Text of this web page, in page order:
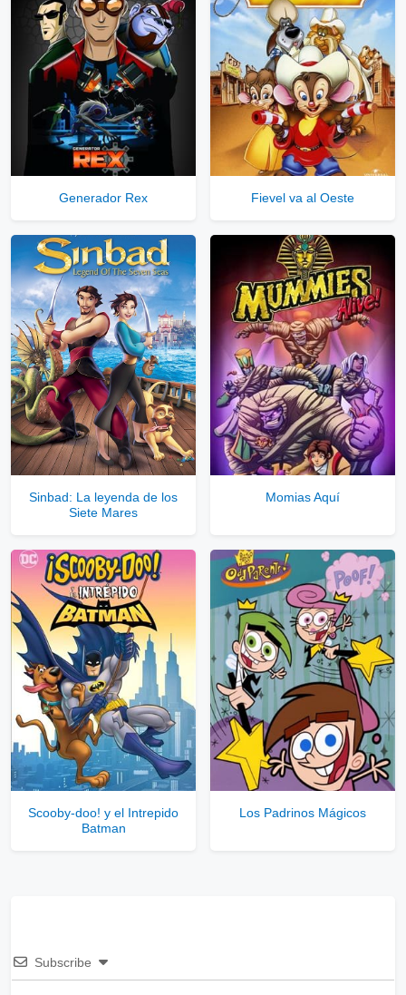
Generador Rex Fievel va al Oeste
Sinbad: La leyenda de los
Siete Mares
Momias Aquí
Scooby-doo! y el Intrepido
Batman
Los Padrinos Mágicos
Subscribe